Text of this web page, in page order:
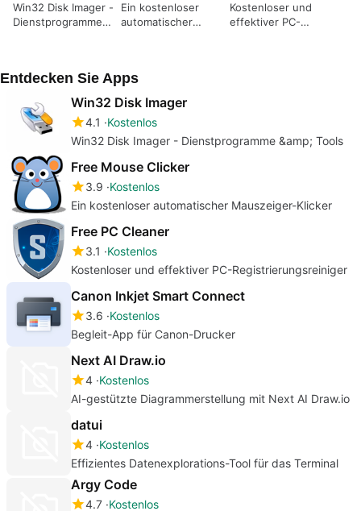
Win32 Disk Imager -
Dienstprogramme
Ein kostenloser
automatischer
Kostenloser und
effektiver PC-
Entdecken Sie Apps
Win32 Disk Imager
4.1
Kostenlos
Win32 Disk Imager - Dienstprogramme &amp; Tools
Free Mouse Clicker
3.9 Kostenlos
Ein kostenloser automatischer Mauszeiger-Klicker
Free PC Cleaner
3.1
Kostenlos
Kostenloser und effektiver PC-Registrierungsreiniger
Canon Inkjet Smart Connect
3.6 Kostenlos
Begleit-App für Canon-Drucker
Next AI Draw.io
4 Kostenlos
AI-gestützte Diagrammerstellung mit Next AI Draw.io
datui
4 Kostenlos
Effizientes Datenexplorations-Tool für das Terminal
Argy Code
4.7 Kostenlos